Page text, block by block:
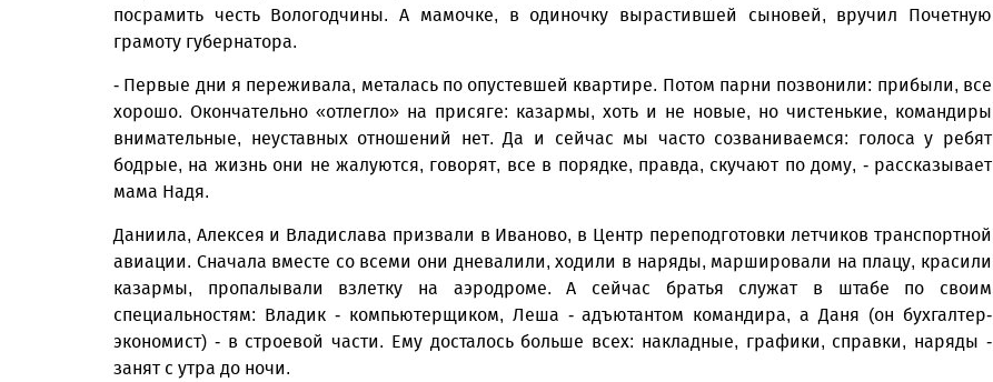
посрамить честь Вологодчины. А мамочке, в одиночку вырастившей сыновей, вручил Почетную
грамоту губернатора.
- Первые дни я переживала, металась по опустевшей квартире. Потом парни позвонили: прибыли, все
хорошо. Окончательно «отлегло» на присяге: казармы, хоть и не новые, но чистенькие, командиры
внимательные, неуставных отношений нет. Да и сейчас мы часто созваниваемся: голоса у ребят
бодрые, на жизнь они не жалуются, говорят, все в порядке, правда, скучают по дому, - рассказывает
мама Надя.
Даниила, Алексея и Владислава призвали в Иваново, в Центр переподготовки летчиков транспортной
авиации. Сначала вместе со всеми они дневалили, ходили в наряды, маршировали на плацу, красили
казармы, пропалывали взлетку на аэродроме. А сейчас братья служат в штабе по своим
специальностям: Владик - компьютерщиком, Леша - адъютантом командира, а Даня (он бухгалтер-
экономист) - в строевой части. Ему досталось больше всех: накладные, графики, справки, наряды -
занят с утра до ночи.